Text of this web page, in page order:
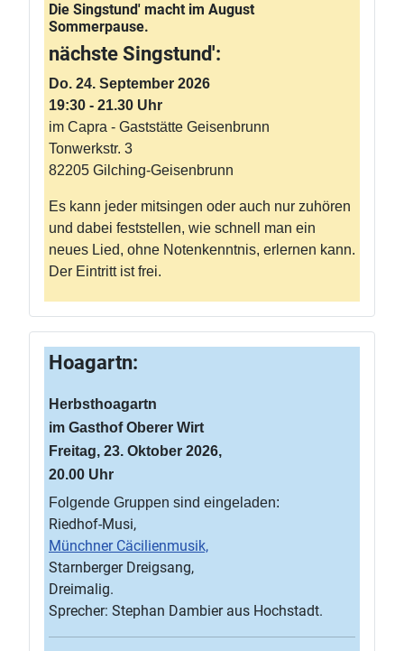
Die Singstund' macht im August
Sommerpause.
nächste Singstund':
Do. 24. September 2026
19:30 - 21.30 Uhr
im Capra - Gaststätte Geisenbrunn
Tonwerkstr. 3
82205 Gilching-Geisenbrunn
Es kann jeder mitsingen oder auch nur zuhören
und dabei feststellen, wie schnell man ein
neues Lied, ohne Notenkenntnis, erlernen kann.
Der Eintritt ist frei.
Hoagartn:
Herbsthoagartn
im Gasthof Oberer Wirt
Freitag, 23. Oktober 2026,
20.00 Uhr
Folgende Gruppen sind eingeladen:
Riedhof-Musi,
Münchner Cäcilienmusik,
Starnberger Dreigsang,
Dreimalig.
Sprecher: Stephan Dambier aus Hochstadt.